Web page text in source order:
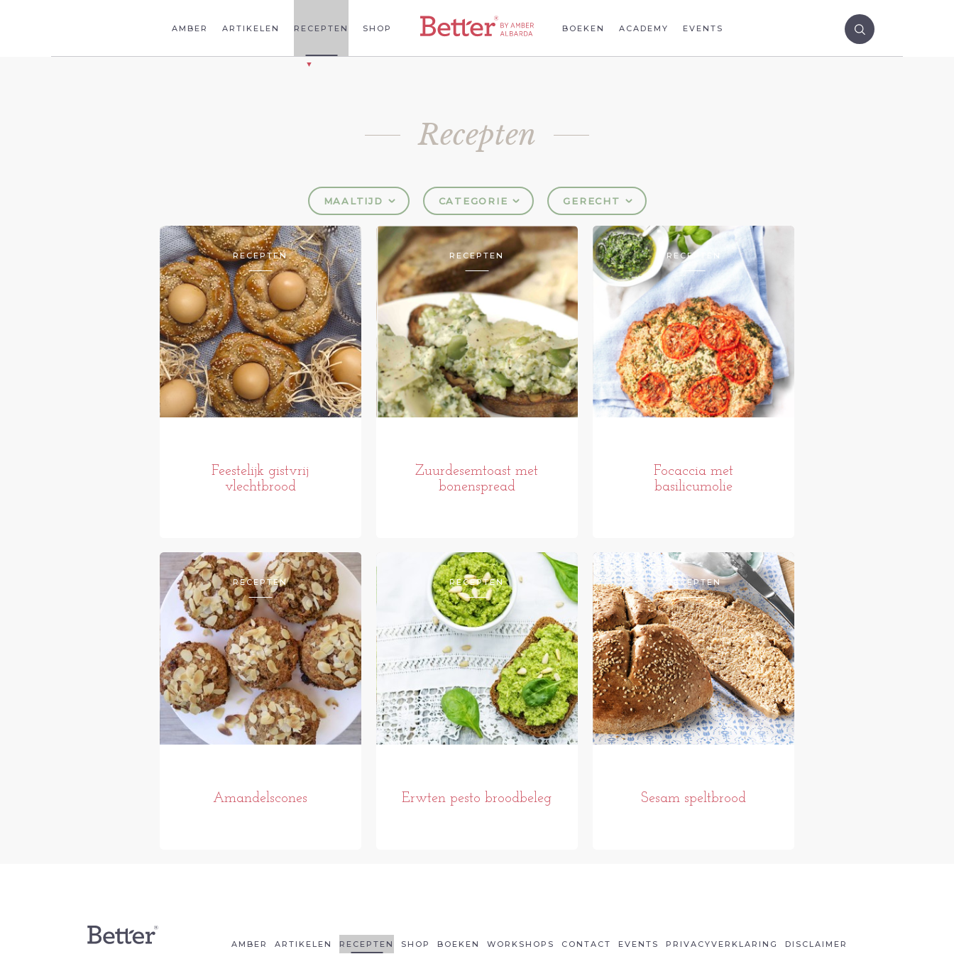
AMBER ARTIKELEN RECEPTEN SHOP BOEKEN ACADEMY EVENTS
Recepten
MAALTIJD CATEGORIE GERECHT
RECEPTEN
Feestelijk gistvrij
vlechtbrood
RECEPTEN
Zuurdesemtoast met
bonenspread
RECEPTEN
Focaccia met
basilicumolie
RECEPTEN
Amandelscones
RECEPTEN
Erwten pesto broodbeleg
RECEPTEN
Sesam speltbrood
AMBER ARTIKELEN RECEPTEN SHOP BOEKEN WORKSHOPS CONTACT EVENTS PRIVACYVERKLARING DISCLAIMER